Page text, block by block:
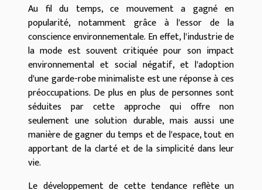
Au fil du temps, ce mouvement a gagné en
popularité, notamment grâce à l'essor de la
conscience environnementale. En effet, l'industrie de
la mode est souvent critiquée pour son impact
environnemental et social négatif, et l'adoption
d'une garde-robe minimaliste est une réponse à ces
préoccupations. De plus en plus de personnes sont
séduites par cette approche qui offre non
seulement une solution durable, mais aussi une
manière de gagner du temps et de l'espace, tout en
apportant de la clarté et de la simplicité dans leur
vie.
Le développement de cette tendance reflète un